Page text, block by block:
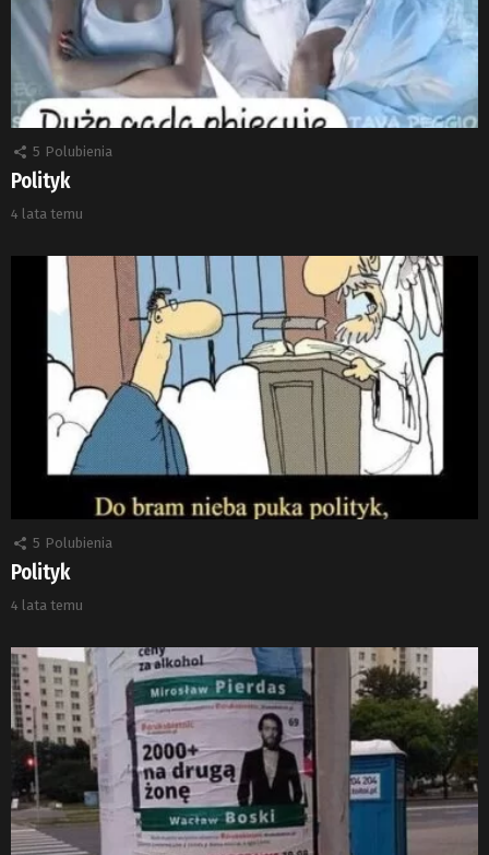
5 Polubienia
Polityk
4 lata temu
5 Polubienia
Polityk
4 lata temu